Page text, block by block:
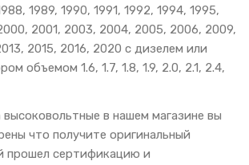
1989, 1990, 1991, 1992, 1994, 1995,
2001, 2003, 2004, 2005, 2006, 2009,
2015, 2016, 2020 с дизелем или
объемом 1.6, 1.7, 1.8, 1.9, 2.0, 2.1, 2.4,
в нашем магазине вы
что получите оригинальный
прошел сертификацию и